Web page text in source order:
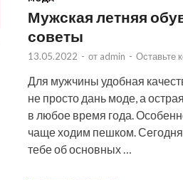
Мужская летняя
советы
13.05.2022 - от admin - Оставьте
Для мужчины удобная
не просто дань моде, а
в любое время года.
чаще ходим пешком.
тебе об основных …